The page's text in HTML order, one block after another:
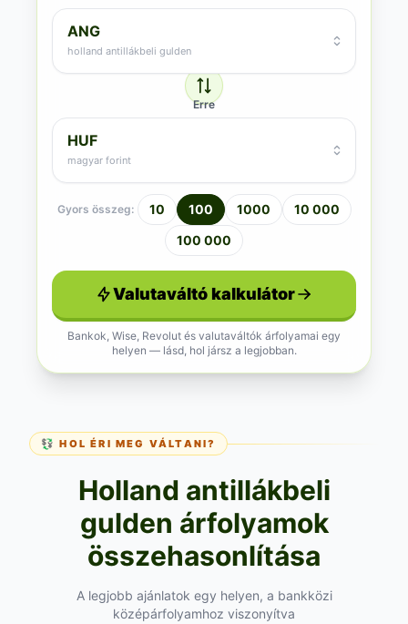
ANG
holland antillákbeli gulden
Erre
HUF
magyar forint
Gyors összeg: 10 100 1000
10 000
100 000
Valutaváltó kalkulátor
Bankok, Wise, Revolut és valutaváltók árfolyamai egy
helyen — lásd, hol jársz a legjobban.
💱 HOL ÉRI MEG VÁLTANI?
Holland antillákbeli
gulden árfolyamok
összehasonlítása
A legjobb ajánlatok egy helyen, a bankközi
középárfolyamhoz viszonyítva